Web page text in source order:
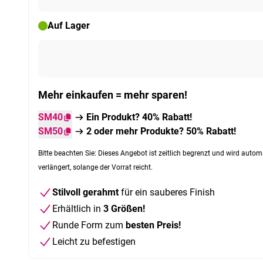
Auf Lager
Mehr einkaufen = mehr sparen!
SM40
Ein Produkt? 40% Rabatt!
SM50
2 oder mehr Produkte? 50% Rabatt!
Bitte beachten Sie: Dieses Angebot ist zeitlich begrenzt und wird
verlängert, solange der Vorrat reicht.
Stilvoll gerahmtfür ein sauberes Finish
Erhältlich in 3 Größen!
Runde Form zum besten Preis!
Leicht zu befestigen